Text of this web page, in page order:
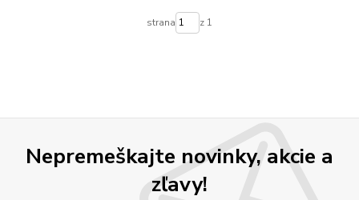
strana z 1
Nepremeškajte novinky, akcie a
zľavy!